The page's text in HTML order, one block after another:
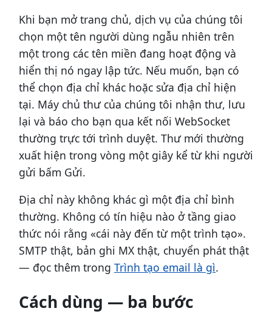
Khi bạn mở trang chủ, dịch vụ của chúng tôi
chọn một tên người dùng ngẫu nhiên trên
một trong các tên miền đang hoạt động và
hiển thị nó ngay lập tức. Nếu muốn, bạn có
thể chọn địa chỉ khác hoặc sửa địa chỉ hiện
tại. Máy chủ thư của chúng tôi nhận thư, lưu
lại và báo cho bạn qua kết nối WebSocket
thường trực tới trình duyệt. Thư mới thường
xuất hiện trong vòng một giây kể từ khi người
gửi bấm Gửi.
Địa chỉ này không khác gì một địa chỉ bình
thường. Không có tín hiệu nào ở tầng giao
thức nói rằng «cái này đến từ một trình tạo».
SMTP thật, bản ghi MX thật, chuyển phát thật
— đọc thêm trong Trình tạo email là gì.
Cách dùng — ba bước